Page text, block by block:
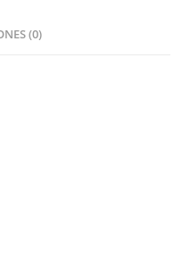
(0)